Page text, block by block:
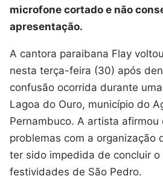
microfone cortado e não
apresentação.
A cantora paraibana Flay
nesta terça-feira (30) após
confusão ocorrida durante
Lagoa do Ouro, município do
Pernambuco. A artista afirmou
problemas com a organização
ter sido impedida de concluir
festividades de São Pedro.